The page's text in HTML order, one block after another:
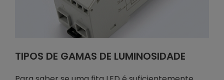
TIPOS DE GAMAS DE LUMINOSIDADE